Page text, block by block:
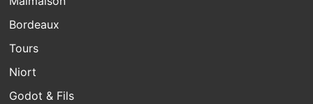
Bordeaux
Tours
Niort
Godot & Fils